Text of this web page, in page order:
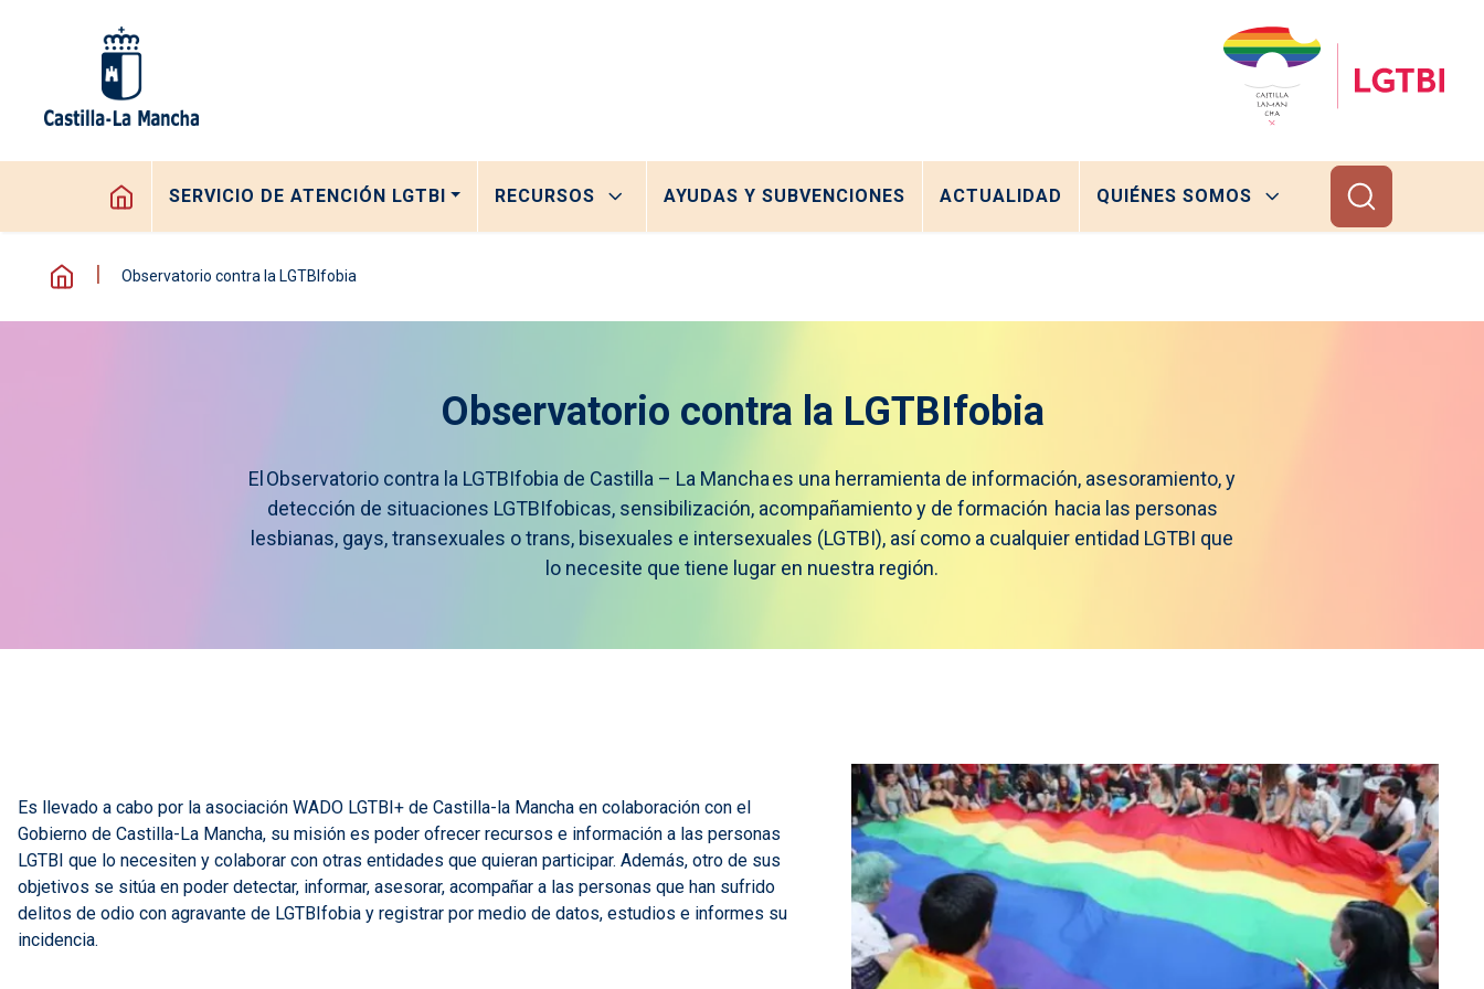
Navegación principal
SERVICIO DE ATENCIÓN LGTBI RECURSOS AYUDAS Y SUBVENCIONES ACTUALIDAD QUIÉNES SOMOS
Observatorio contra la LGTBIfobia
Observatorio contra la LGTBIfobia
El Observatorio contra la LGTBIfobia de Castilla – La Mancha es una herramienta de información, asesoramiento, y
detección de situaciones LGTBIfobicas, sensibilización, acompañamiento y de formación hacia las personas
lesbianas, gays, transexuales o trans, bisexuales e intersexuales (LGTBI), así como a cualquier entidad LGTBI que
lo necesite que tiene lugar en nuestra región.
Es llevado a cabo por la asociación WADO LGTBI+ de Castilla-la Mancha en colaboración con el
Gobierno de Castilla-La Mancha, su misión es poder ofrecer recursos e información a las personas
LGTBI que lo necesiten y colaborar con otras entidades que quieran participar. Además, otro de sus
objetivos se sitúa en poder detectar, informar, asesorar, acompañar a las personas que han sufrido
delitos de odio con agravante de LGTBIfobia y registrar por medio de datos, estudios e informes su
incidencia.